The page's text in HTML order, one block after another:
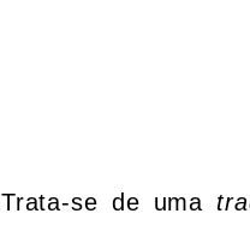
Trata-se de uma